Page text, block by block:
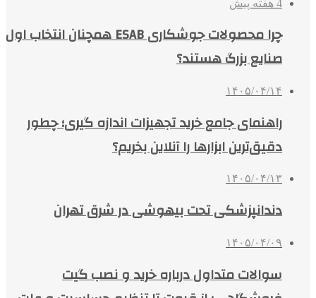
4 هفته پیش
چرا محصولات جوشکاری ESAB همچنان انتخاب اول
صنایع بزرگ هستند؟
۱۴۰۵/۰۴/۱۴
راهنمای جامع خرید تجهیزات اندازه گیری؛ چطور
دقیق‌ترین ابزارها را آنلاین بخریم؟
۱۴۰۵/۰۴/۱۳
دندانپزشکی تحت بیهوشی در شرق تهران
۱۴۰۵/۰۴/۰۹
سوالات متداول درباره خرید و نصب گیت